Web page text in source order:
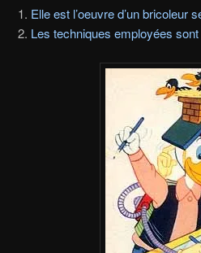
Elle est l’oeuvre d’un bricoleur
Les techniques employées